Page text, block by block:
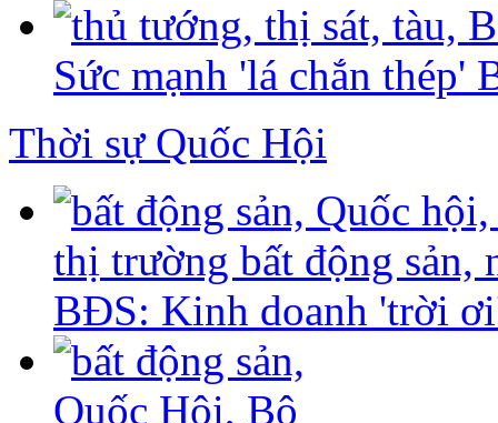
Sức mạnh 'lá chắn
Thời sự Quốc Hội
BĐS: Kinh doanh 'trời